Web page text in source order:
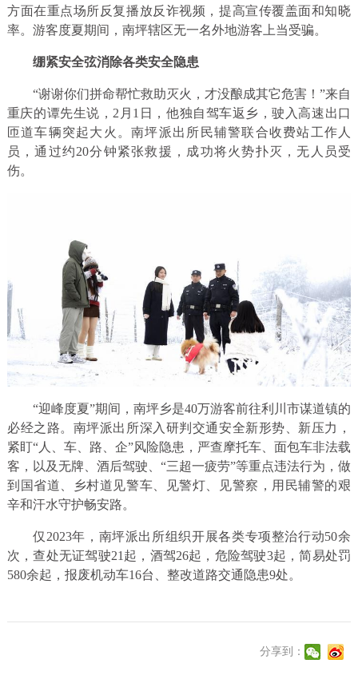
方面在重点场所反复播放反诈视频，提高宣传覆盖面和知晓
率。游客度夏期间，南坪辖区无一名外地游客上当受骗。
绷紧安全弦消除各类安全隐患
“谢谢你们拼命帮忙救助灭火，才没酿成其它危害！”来自
重庆的谭先生说，2月1日，他独自驾车返乡，驶入高速出口
匝道车辆突起大火。南坪派出所民辅警联合收费站工作人
员，通过约20分钟紧张救援，成功将火势扑灭，无人员受
伤。
“迎峰度夏”期间，南坪乡是40万游客前往利川市谋道镇的
必经之路。南坪派出所深入研判交通安全新形势、新压力，
紧盯“人、车、路、企”风险隐患，严查摩托车、面包车非法载
客，以及无牌、酒后驾驶、“三超一疲劳”等重点违法行为，做
到国省道、乡村道见警车、见警灯、见警察，用民辅警的艰
辛和汗水守护畅安路。
仅2023年，南坪派出所组织开展各类专项整治行动50余
次，查处无证驾驶21起，酒驾26起，危险驾驶3起，简易处罚
580余起，报废机动车16台、整改道路交通隐患9处。
分享到：